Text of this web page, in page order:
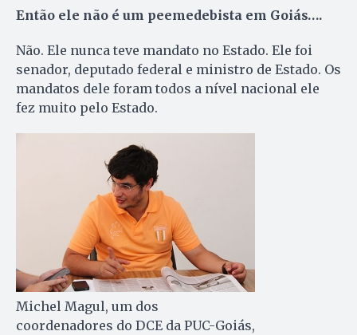
Então ele não é um peemedebista em Goiás….
Não. Ele nunca teve mandato no Estado. Ele foi
senador, deputado federal e ministro de Estado. Os
mandatos dele foram todos a nível nacional ele
fez muito pelo Estado.
Michel Magul, um dos
coordenadores do DCE da PUC-Goiás,